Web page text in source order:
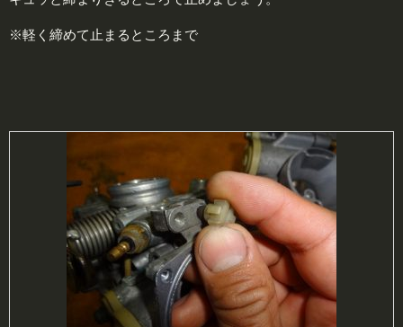
※軽く締めて止まるところまで